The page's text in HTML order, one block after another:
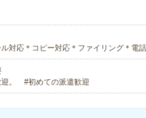
対応＊コピー対応＊ファイリング＊電
。 #初めての派遣歓迎